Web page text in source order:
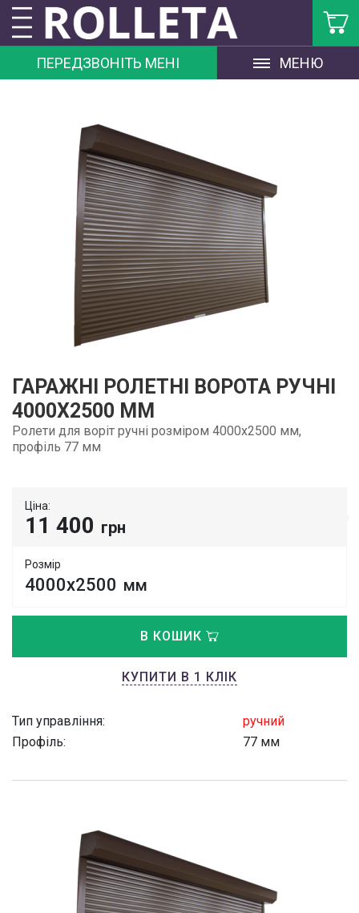
ПЕРЕДЗВОНІТЬ МЕНІ МЕНЮ
ГАРАЖНІ РОЛЕТНІ ВОРОТА РУЧНІ
4000Х2500 ММ
Ролети для воріт ручні розміром 4000х2500 мм,
профіль 77 мм
Ціна:
11 400 грн
Розмір
4000х2500 мм
В КОШИК
КУПИТИ В 1 КЛІК
Тип управління:
ручний
Профіль:
77 мм